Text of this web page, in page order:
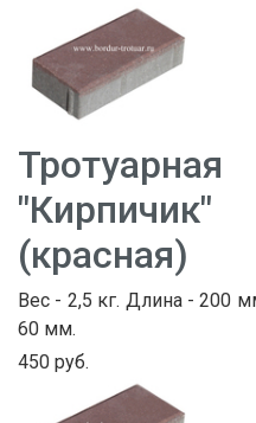
(красная)
Вес - 2,5 кг. Длина - 200
60 мм.
450 руб.